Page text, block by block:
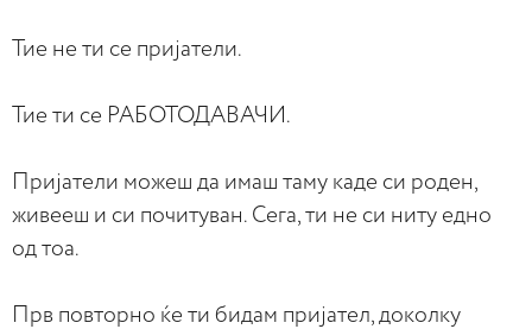
Тие не ти се пријатели.
Тие ти се РАБОТОДАВАЧИ.
Пријатели можеш да имаш таму каде си роден,
живееш и си почитуван. Сега, ти не си ниту едно
од тоа.
Прв повторно ќе ти бидам пријател, доколку